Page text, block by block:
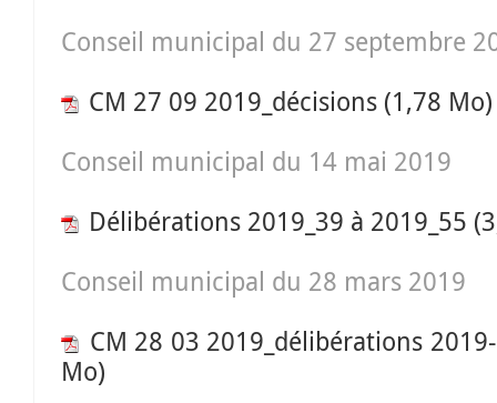
Conseil municipal du 27 septembre
CM 27 09 2019_décisions (1,78 Mo)
Conseil municipal du 14 mai 2019
Délibérations 2019_39 à 2019_55
Conseil municipal du 28 mars 2019
CM 28 03 2019_délibérations
Mo)